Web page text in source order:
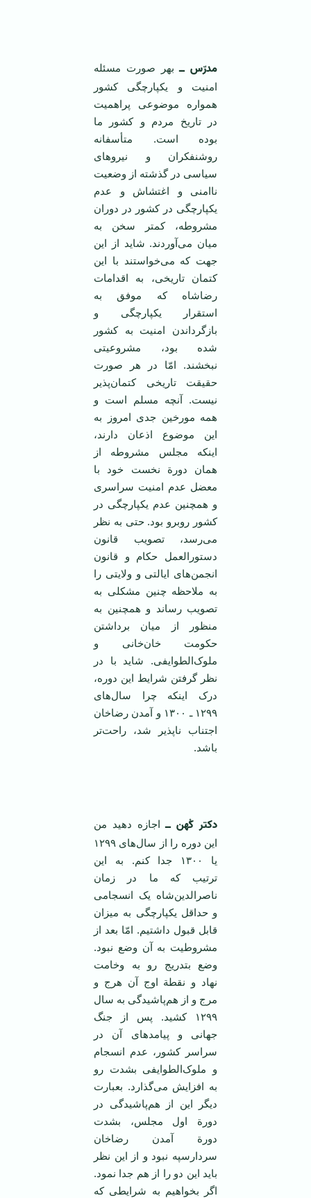
مدرّس ــبهر صورت‌ مسئله‌
امنیت‌ و یکپارچگی‌ کشور
همواره‌ موضوعی‌ پراهمیت‌
در تاریخ‌ مردم و کشور ما
بوده‌ است‌. متأسفانه‌
روشنفکران‌ و نیروهای‌
سیاسی‌ در گذشته‌ از وضعیت‌
ناامنی‌ و اغتشاش‌ و عدم‌
یکپارچگی‌ در کشور در دوران‌
مشروطه‌، کمتر سخن‌ به‌
میان‌ می‌آوردند. شاید از این‌
جهت‌ که‌ می‌خواستند با این‌
کتمان‌ تاریخی‌، به‌ اقدامات‌
رضاشاه‌ که‌ موفق‌ به‌
استقرار یکپارچگی‌ و
بازگرداندن‌ امنیت‌ به‌ کشور
شده‌ بود، مشروعیتی‌
نبخشند. امّا در هر صورت
‌حقیقت‌ تاریخی‌ کتمان‌پذیر
نیست‌. آنچه‌ مسلم‌ است‌ و
همه‌ مورخین‌ جدی‌ امروز به‌
این‌ موضوع ‌اذعان‌ دارند،
اینکه‌ مجلس‌ مشروطه‌ از
همان‌ دورة‌ نخست‌ خود با
معضل‌ عدم‌ امنیت‌ سراسری
‌و همچنین‌ عدم‌ یکپارچگی‌ در
کشور روبرو بود. حتی‌ به‌ نظر
می‌رسد، تصویب‌ قانون
‌دستورالعمل‌ حکام‌ و قانون‌
انجمن‌های‌ ایالتی‌ و ولایتی‌ را
به ملاحظه‌ چنین‌ مشکلی‌ به
‌تصویب‌ رساند و همچنین‌ به‌
منظور از میان‌ برداشتن‌
حکومت‌ خان‌خانی‌ و
ملوک‌الطوایفی‌. شاید با در
نظر گرفتن‌ شرایط‌ این‌ دوره‌،
درک‌ اینکه‌ چرا سال‌های
۱۲۹۹ ـ ۱۳۰۰ و آمدن‌ رضاخان
‌اجتناب ‌ناپذیر شد، راحت‌تر
باشد.
دکتر کُهن‌ ــاجازه‌ دهید من‌
این‌ دوره‌ را از سال‌های‌ ۱۲۹۹
یا ۱۳۰۰ جدا کنم‌. به‌ این‌
ترتیب‌ که‌ ما در زمان
‌ناصرالدین‌شاه‌ یک‌ انسجامی‌
و حداقل‌ یکپارچگی‌ به‌ میزان‌
قابل‌ قبول‌ داشتیم‌. امّا بعد از
مشروطیت‌ به‌ آن‌ وضع‌ نبود.
وضع‌ بتدریج‌ رو به‌ وخامت‌
نهاد و نقطة‌ اوج‌ آن‌ هرج‌ و
مرج‌ و از هم‌پاشیدگی‌ به سال‌
۱۲۹۹ کشید. پس‌ از جنگ‌
جهانی‌ و پیامدهای آن در
سراسر کشور، عدم‌ انسجام‌
و ملوک‌الطوایفی ‌بشدت‌ رو
به‌ افزایش‌ می‌گذارد. بعبارت‌
دیگر این‌ از هم‌پاشیدگی‌ در
دورة‌ اول‌ مجلس، بشدت
‌دورة‌ آمدن‌ رضاخان
سردارسپه‌ نبود و از این‌ نظر
باید این‌ دو را از هم‌ جدا نمود.
اگر بخواهیم‌ به‌ شرایطی‌ که